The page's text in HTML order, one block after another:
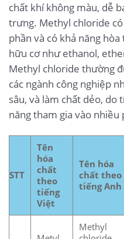
chất khí không màu, dễ
trưng. Methyl chloride
phần và có khả năng
hữu cơ như ethanol,
Methyl chloride thường
các ngành công nghiệp
sâu, và làm chất dẻo, do
năng tham gia vào nhiều
STT
Tên
hóa
chất
theo
tiếng
Việt
Tên hóa
chất theo
tiếng Anh
Methyl